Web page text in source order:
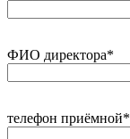
ФИО директора*
телефон приёмной*